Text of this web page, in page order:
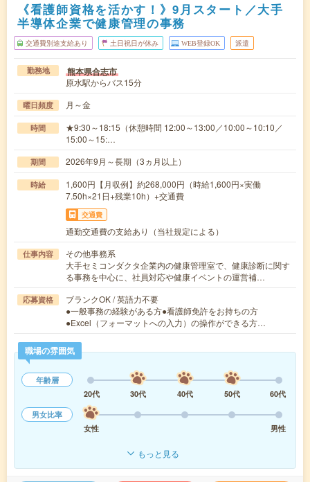
《看護師資格を活かす！》9月スタート／大手
半導体企業で健康管理の事務
交通費別途支給あり 土日祝日が休み WEB登録OK 派遣
勤務地 熊本県合志市
原水駅からバス15分
曜日頻度 月～金
時間
★9:30～18:15（休憩時間 12:00～13:00／10:00～10:10／
15:00～15:…
期間 2026年9月～長期（3ヵ月以上）
時給
1,600円【月収例】約268,000円（時給1,600円×実働
7.50h×21日+残業10h）+交通費
交通費
通勤交通費の支給あり（当社規定による）
仕事内容
その他事務系
大手セミコンダクタ企業内の健康管理室で、健康診断に関す
る事務を中心に、社員対応や健康イベントの運営補…
応募資格
ブランクOK / 英語力不要
●一般事務の経験がある方●看護師免許をお持ちの方
●Excel（フォーマットへの入力）の操作ができる方…
職場の雰囲気
年齢層
20代
30代 40代 50代
60代
男女比率
女性
男性
もっと見る